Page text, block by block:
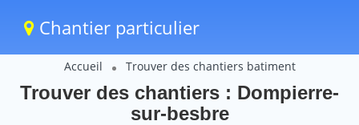
Chantier particulier
Accueil Trouver des chantiers batiment
Trouver des chantiers : Dompierre-
sur-besbre